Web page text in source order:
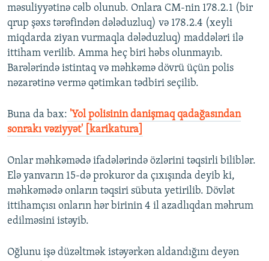
məsuliyyətinə cəlb olunub. Onlara CM-nin 178.2.1 (bir
qrup şəxs tərəfindən dələduzluq) və 178.2.4 (xeyli
miqdarda ziyan vurmaqla dələduzluq) maddələri ilə
ittiham verilib. Amma heç biri həbs olunmayıb.
Barələrində istintaq və məhkəmə dövrü üçün polis
nəzarətinə vermə qətimkan tədbiri seçilib.
Buna da bax: ​ 'Yol polisinin danişmaq qadağasından
sonrakı vəziyyət' [karikatura]
Onlar məhkəmədə ifadələrində özlərini təqsirli biliblər.
Elə yanvarın 15-də prokuror da çıxışında deyib ki,
məhkəmədə onların təqsiri sübuta yetirilib. Dövlət
ittihamçısı onların hər birinin 4 il azadlıqdan məhrum
edilməsini istəyib.
Oğlunu işə düzəltmək istəyərkən aldandığını deyən